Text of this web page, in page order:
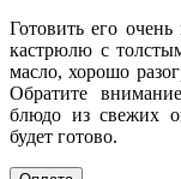
Готовить его
кастрюлю с
масло, хорошо
Обратите
блюдо из свежих
будет готово.